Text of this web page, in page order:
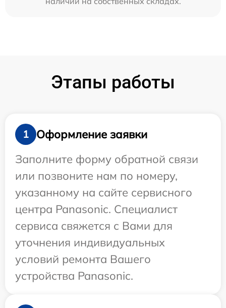
Этапы работы
1
Оформление заявки
Заполните форму обратной связи
или позвоните нам по номеру,
указанному на сайте сервисного
центра Panasonic. Специалист
сервиса свяжется с Вами для
уточнения индивидуальных
условий ремонта Вашего
устройства Panasonic.